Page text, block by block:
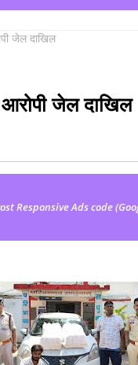
जेल दाखिल
जेल दाखिल
Responsive Ads code